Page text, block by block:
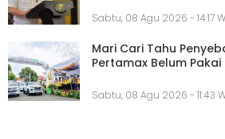
Sabtu, 08 Agu 2026 - 14:17
Mari Cari Tahu
Pertamax Belum Pakai
Sabtu, 08 Agu 2026 - 11:43